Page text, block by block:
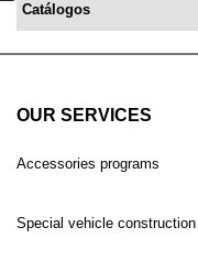
Catálogos
OUR SERVICES
Accessories programs
Special vehicle construction